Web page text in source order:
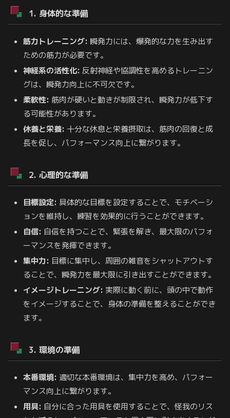
1. 身体的な準備
筋力トレーニング: 瞬発力には、爆発的な力を生み出す
ための筋力が必要です。
神経系の活性化: 反射神経や協調性を高めるトレーニン
グは、瞬発力向上に不可欠です。
柔軟性: 筋肉が硬いと動きが制限され、瞬発力が低下す
る可能性があります。
休養と栄養: 十分な休息と栄養摂取は、筋肉の回復と成
長を促し、パフォーマンス向上に繋がります。
2. 心理的な準備
目標設定: 具体的な目標を設定することで、モチベーシ
ョンを維持し、練習を効果的に行うことができます。
自信: 自信を持つことで、緊張を解き、最大限のパフォ
ーマンスを発揮できます。
集中力: 目標に集中し、周囲の雑音をシャットアウトす
ることで、瞬発力を最大限に引き出すことができます。
イメージトレーニング: 実際に動く前に、頭の中で動作
をイメージすることで、身体の準備を整えることができ
ます。
3. 環境の準備
本番環境: 適切な本番環境は、集中力を高め、パフォー
マンス向上に繋がります。
用具: 自分に合った用具を使用することで、怪我のリス